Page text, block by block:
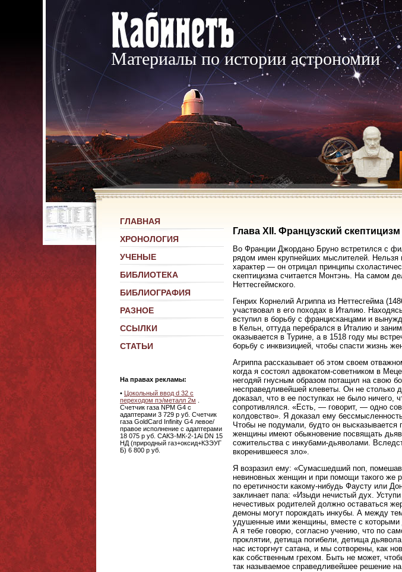
Материалы по истории астрономии
ГЛАВНАЯ
ХРОНОЛОГИЯ
УЧЕНЫЕ
БИБЛИОТЕКА
БИБЛИОГРАФИЯ
РАЗНОЕ
ССЫЛКИ
СТАТЬИ
На правах рекламы:
• Цокольный ввод d 32 с
переходом пэ/металл 2м
Счетчик газа NPM G4 с
адаптерами 3 729 р уб. Счетчик
газа GoldCard Infinity G4 левое/
правое исполнение с адаптерами
18 075 р уб. САКЗ-МК-2-1Аi DN 15
НД (природный газ+оксид+КЗЭУГ
Б) 6 800 р уб.
Глава XII. Французский скептицизм
Во Франции Джордано Бруно встретился с
рядом имен крупнейших мыслителей. Нельзя
характер — он отрицал принципы
скептицизма считается Монтэнь. На самом
Неттесгеймского.
Генрих Корнелий Агриппа из Неттесгейма
участвовал в его походах в Италию.
вступил в борьбу с францисканцами и
в Кельн, оттуда перебрался в Италию и
оказывается в Турине, а в 1518 году мы
борьбу с инквизицией, чтобы спасти жизнь
Агриппа рассказывает об этом своем
когда я состоял адвокатом-советником в
негодяй гнусным образом потащил на свою
несправедливейшей клеветы. Он не столько
доказал, что в ее поступках не было
сопротивлялся. «Есть, — говорит, — одно
колдовство». Я доказал ему
Чтобы не подумали, будто он
женщины имеют обыкновение посвящать
сожительства с инкубами-дьяволами.
вкоренившееся зло».
Я возразил ему: «Сумасшедший поп,
невиновных женщин и при помощи такого же
по еретичности какому-нибудь Фаусту или
заклинает папа: «Изыди нечистый дух.
нечестивых родителей должно оставаться
демоны могут порождать инкубы. А между
удушенные ими женщины, вместе с которыми
А я тебе говорю, согласно учению, что по
проклятии, детища погибели, детища
нас исторгнут сатана, и мы сотворены, как
как собственным грехом. Быть не может,
так называемое справедливейшее решение